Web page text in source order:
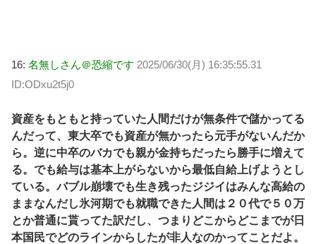
16: 名無しさん＠恐縮です 2025/06/30(月) 16:35:55.31
ID:ODxu2t5j0
資産をもともと持っていた人間だけが無条件で儲かってる
んだって、東大卒でも資産が無かったら元手がないんだか
ら。逆に中卒のバカでも親が金持ちだったら勝手に増えて
る。でも給与は基本上がらないから最低自給上げようとし
ている。バブル崩壊でも生き残ったジジイはみんな高給の
ままなんだし氷河期でも就職できた人間は２０代で５０万
とか普通に貰ってた訳だし、つまりどこからどこまでが日
本国民でどのラインからしたが非人なのかってことだよ。